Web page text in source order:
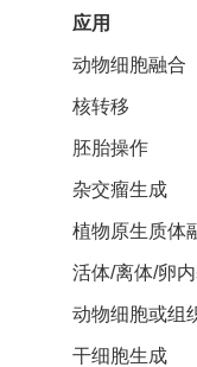
应用
动物细胞融合
核转移
胚胎操作
杂交瘤生成
植物原生质体
活体/离体/卵
动物细胞或组
干细胞生成